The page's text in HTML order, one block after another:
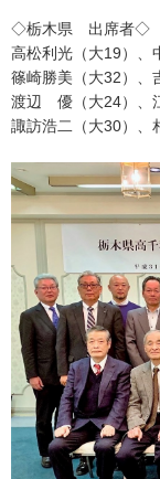
◇栃木県 出席者◇
高松利光（大19）
篠崎勝美（大32）、
渡辺 優（大24）、
諏訪浩二（大30）、